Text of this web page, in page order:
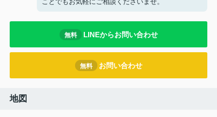
無料 LINEからお問い合わせ
無料 お問い合わせ
地図